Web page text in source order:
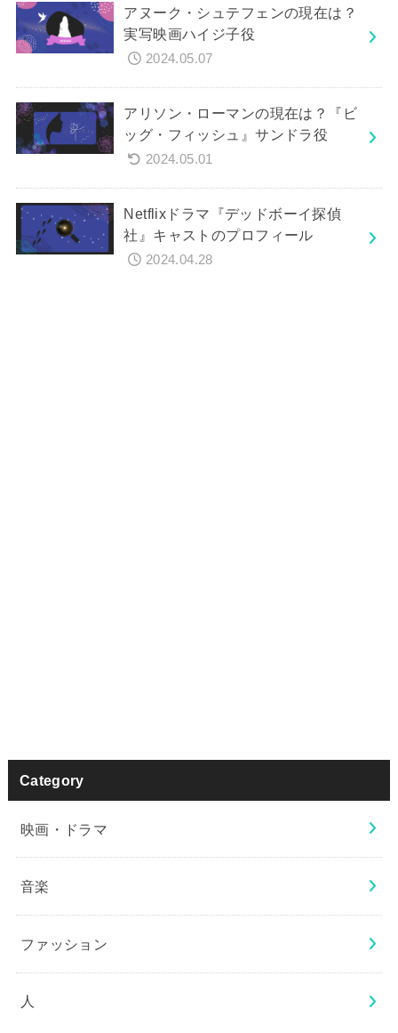
アヌーク・シュテフェンの現在は？
実写映画ハイジ子役
2024.05.07
アリソン・ローマンの現在は？『ビ
ッグ・フィッシュ』サンドラ役
2024.05.01
Netflixドラマ『デッドボーイ探偵
社』キャストのプロフィール
2024.04.28
Category
映画・ドラマ
音楽
ファッション
人